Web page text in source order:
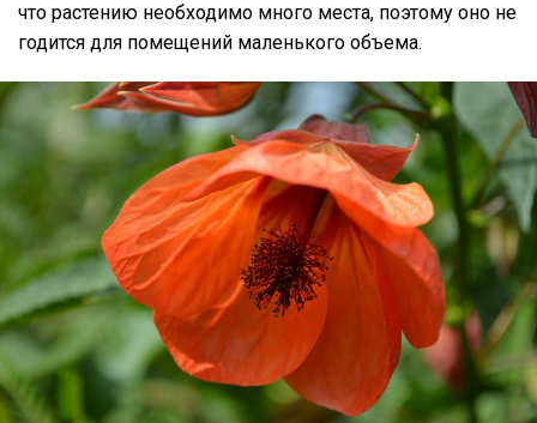
что растению необходимо много места, поэтому оно не
годится для помещений маленького объема.